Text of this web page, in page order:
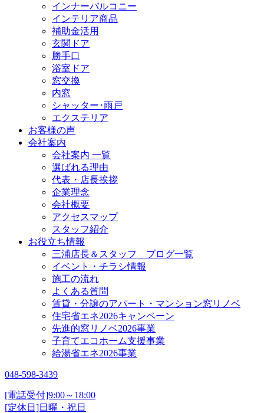
インナーバルコニー
インテリア商品
補助金活用
玄関ドア
勝手口
浴室ドア
窓交換
内窓
シャッター･雨戸
エクステリア
お客様の声
会社案内
会社案内 一覧
選ばれる理由
代表・店長挨拶
企業理念
会社概要
アクセスマップ
スタッフ紹介
お役立ち情報
三浦店長＆スタッフ ブログ一覧
イベント・チラシ情報
施工の流れ
よくある質問
賃貸・分譲のアパート・マンション窓リノベ
住宅省エネ2026キャンペーン
先進的窓リノベ2026事業
子育てエコホーム支援事業
給湯省エネ2026事業
048-598-3439
[電話受付]9:00～18:00
[定休日]日曜・祝日